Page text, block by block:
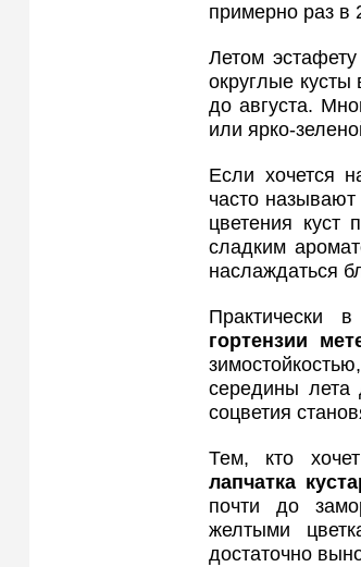
примерно раз в
Летом
округлые
до августа.
или ярко-
Если хочется
часто
цветения куст
сладким
наслаждаться
Практически
гортензии
середины
соцветия
Тем, кто
лапчатка
почти до
желтыми
достаточно